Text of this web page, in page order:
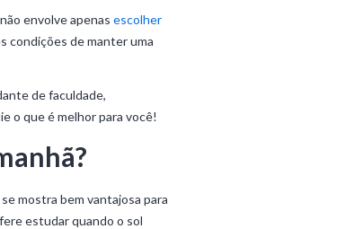
envolve apenasescolher
condições de manter uma
de faculdade,
o que é melhor para você!
mostra bem vantajosa para
estudar quando o sol